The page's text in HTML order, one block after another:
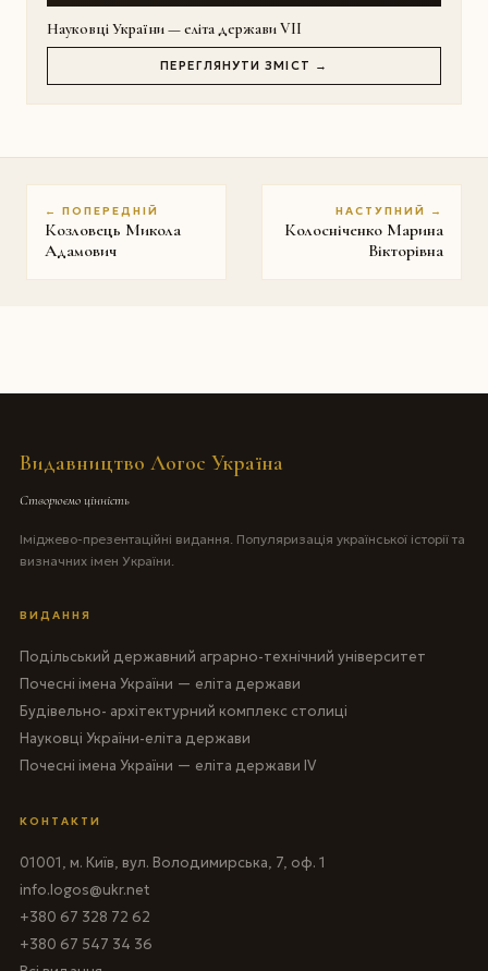
Науковці України — еліта держави VII
ПЕРЕГЛЯНУТИ ЗМІСТ →
← ПОПЕРЕДНІЙ
Козловець Микола
Адамович
НАСТУПНИЙ →
Колосніченко Марина
Вікторівна
Видавництво Логос Україна
Створюємо цінність
Іміджево-презентаційні видання. Популяризація української історії та
визначних імен України.
ВИДАННЯ
Подільський державний аграрно-технічний університет
Почесні імена України — еліта держави
Будівельно- архітектурний комплекс столиці
Науковці України-еліта держави
Почесні імена України — еліта держави IV
КОНТАКТИ
01001, м. Київ, вул. Володимирська, 7, оф. 1
info.logos@ukr.net
+380 67 328 72 62
+380 67 547 34 36